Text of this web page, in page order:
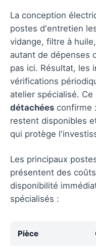
La conception
postes d'entretien
vidange, filtre à
autant de dépenses
pas ici. Résultat, les
vérifications
atelier spécialisé. Ce
détachées confirme
restent disponibles
qui protège
Les principaux
présentent des
disponibilité
spécialisés :
Pièce